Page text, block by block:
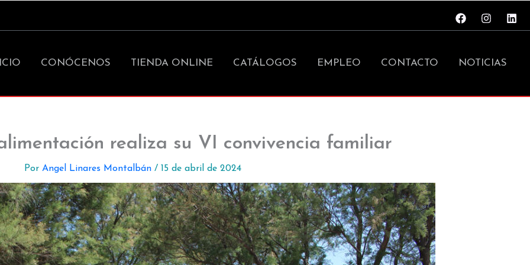
CONÓCENOS TIENDA ONLINE CATÁLOGOS EMPLEO CONTACTO NOTICIAS
realiza su VI convivencia familiar
Por Angel Linares Montalbán / 15 de abril de 2024